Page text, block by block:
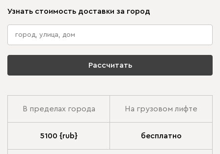
Узнать стоимость доставки за город
Рассчитать
В пределах города На грузовом лифте
5100 {rub} бесплатно